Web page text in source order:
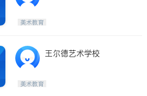
美术教育
王尔德艺术学校
美术教育